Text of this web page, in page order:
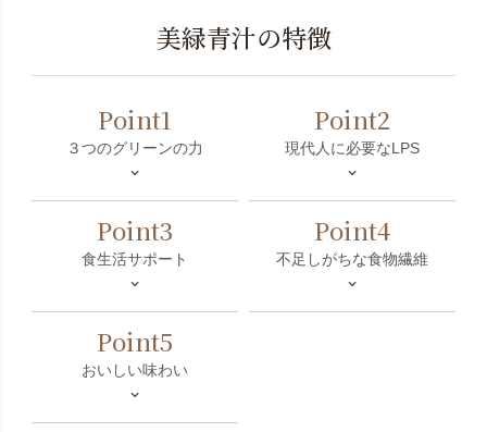
美緑青汁の特徴
Point1
３つのグリーンの力
⌄
Point2
現代人に必要なLPS
⌄
Point3
食生活サポート
⌄
Point4
不足しがちな食物繊維
⌄
Point5
おいしい味わい
⌄